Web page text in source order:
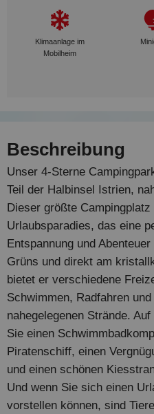
Klimaanlage im
Mobilheim
Beschreibung
Unser 4-Sterne
Teil der Halbinsel Istrien,
Dieser größte
Urlaubsparadies, das eine
Entspannung und
Grüns und direkt am
bietet er verschiedene
Schwimmen, Radfahren
nahegelegenen Strände.
Sie einen
Piratenschiff, einen
und einen schönen
Und wenn Sie sich einen
vorstellen können, sind